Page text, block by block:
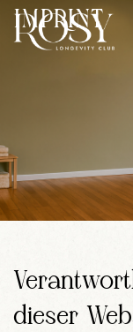
Zum
Inhalt
springen
IMPRINT
dieser